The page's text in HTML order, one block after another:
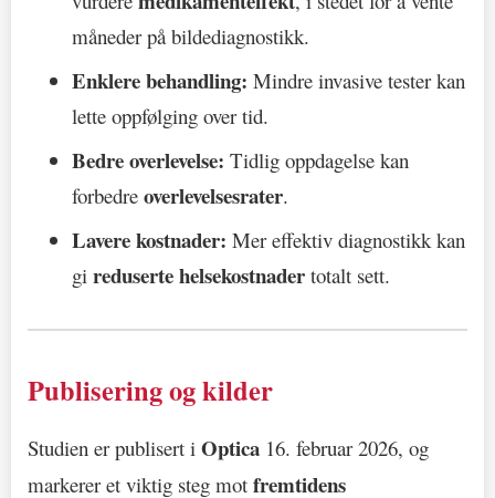
måneder på bildediagnostikk.
Enklere behandling: Mindre invasive tester kan
lette oppfølging over tid.
Bedre overlevelse: Tidlig oppdagelse kan
forbedre overlevelsesrater.
Lavere kostnader: Mer effektiv diagnostikk kan
gi reduserte helsekostnader totalt sett.
Publisering og kilder
Studien er publisert i Optica 16. februar 2026, og
markerer et viktig steg mot fremtidens